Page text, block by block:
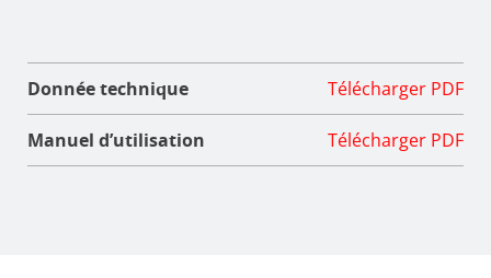
Donnée technique Télécharger PDF
Manuel d’utilisation Télécharger PDF